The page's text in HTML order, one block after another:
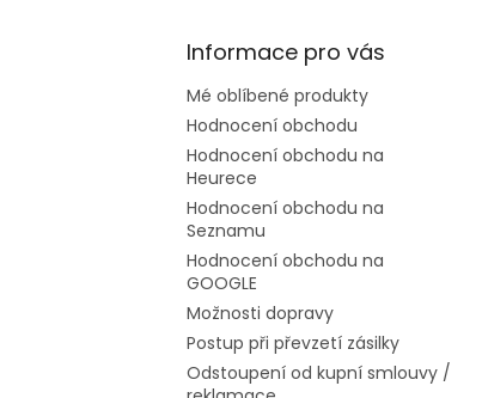
Informace pro vás
Mé oblíbené produkty
Hodnocení obchodu
Hodnocení obchodu na
Heurece
Hodnocení obchodu na
Seznamu
Hodnocení obchodu na
GOOGLE
Možnosti dopravy
Postup při převzetí zásilky
Odstoupení od kupní smlouvy /